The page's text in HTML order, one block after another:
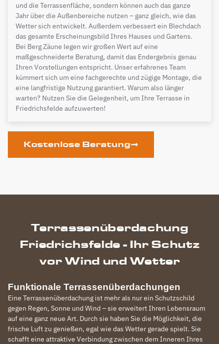
und die Terrassenfläche, sondern können auch das ganze
Jahr über die Außenbereiche nutzen – ganz gleich, wie das
Wetter sich entwickelt. Außerdem verbessert ein Blechdach
das gesamte Erscheinungsbild Ihres Hauses und Gartens.
Bei Berg Zäune legen wir großen Wert auf eine
maßgeschneiderte Beratung, damit das Endergebnis genau
Ihren Vorstellungen entspricht. Unser erfahrenes Team
kümmert sich um eine fachgerechte und zügige Montage, die
eine langfristige Nutzung garantiert. Warum also länger
warten? Nutzen Sie die Gelegenheit, um Ihre Terrasse in
Friedrichsfelde aufzuwerten!
Kostenlose Beratung
Terrassenüberdachung
Friedrichsfelde - Ihr Schutz
vor Wind und Wetter
Funktionale Terrassenüberdachungen
Eine Terrassenüberdachung ist mehr als nur ein Schutzschild
gegen Regen, Sonne und Wind – sie erweitert Ihren Lebensraum
auf eine ganz neue Art. Durch sie haben Sie die Möglichkeit, die
frische Luft zu genießen, egal wie das Wetter gerade spielt. Sie
schafft eine attraktive Verbindung zwischen dem Inneren Ihres